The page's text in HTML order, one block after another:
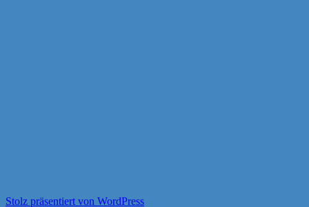
Stolz präsentiert von WordPress